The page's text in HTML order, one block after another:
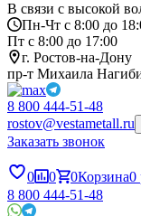
В связи с высокой
Пн-Чт с 8:00 до
Пт с 8:00 до 17:00
г. Ростов-на-Дону
пр-т Михаила
8 800 444-51-48
rostov@vestametall.ru
Заказать звонок
0 0 0Корзина0
8 800 444-51-48